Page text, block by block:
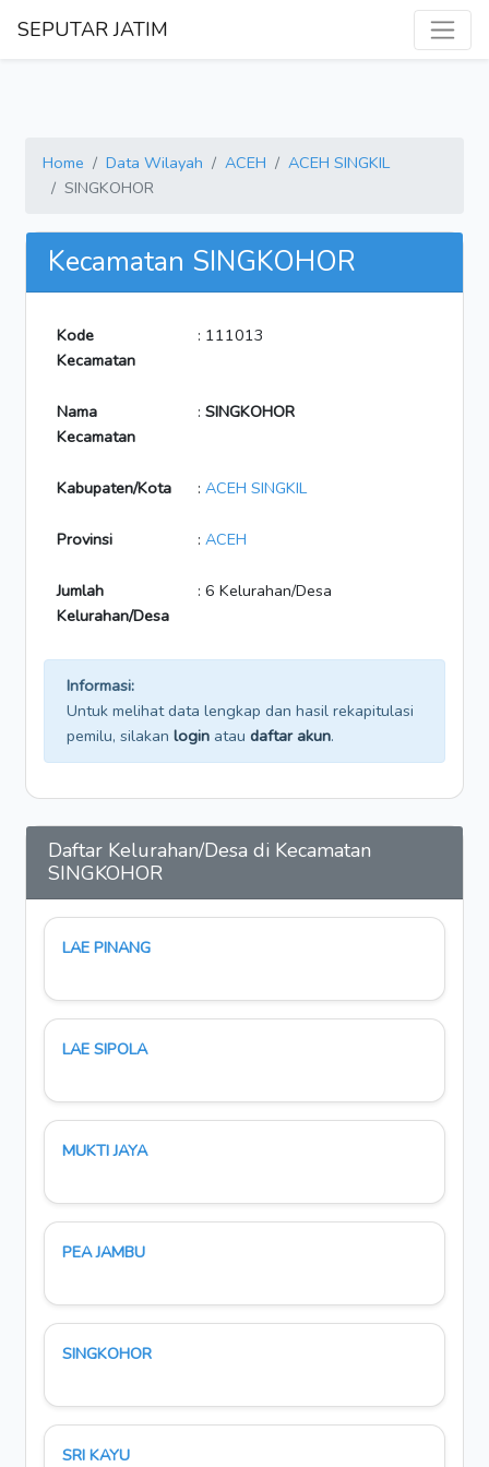
SEPUTAR JATIM
Home Data Wilayah ACEH
ACEH SINGKIL
SINGKOHOR
Kecamatan SINGKOHOR
Kode
Kecamatan
: 111013
Nama
Kecamatan
: SINGKOHOR
Kabupaten/Kota : ACEH SINGKIL
Provinsi : ACEH
Jumlah
Kelurahan/Desa
: 6 Kelurahan/Desa
Informasi:
Untuk melihat data lengkap dan hasil rekapitulasi
pemilu, silakan login atau daftar akun.
Daftar Kelurahan/Desa di Kecamatan
SINGKOHOR
LAE PINANG
LAE SIPOLA
MUKTI JAYA
PEA JAMBU
SINGKOHOR
SRI KAYU